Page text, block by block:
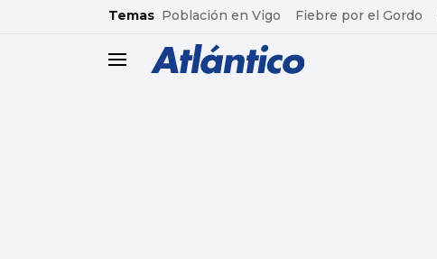
common.go-to-content
Temas Población en Vigo Fiebre por el Gordo
header.menu.open